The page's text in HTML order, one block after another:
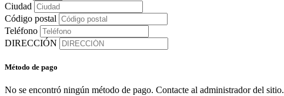
Ciudad
Código postal
Teléfono
DIRECCIÓN
Método de pago
No se encontró ningún método de pago. Contacte al administrador del sitio.